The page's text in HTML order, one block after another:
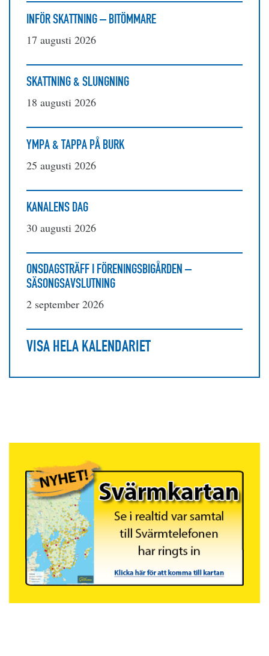
INFÖR SKATTNING – BITÖMMARE
17 augusti 2026
SKATTNING & SLUNGNING
18 augusti 2026
YMPA & TAPPA PÅ BURK
25 augusti 2026
KANALENS DAG
30 augusti 2026
ONSDAGSTRÄFF I FÖRENINGSBIGÅRDEN –
SÄSONGSAVSLUTNING
2 september 2026
VISA HELA KALENDARIET